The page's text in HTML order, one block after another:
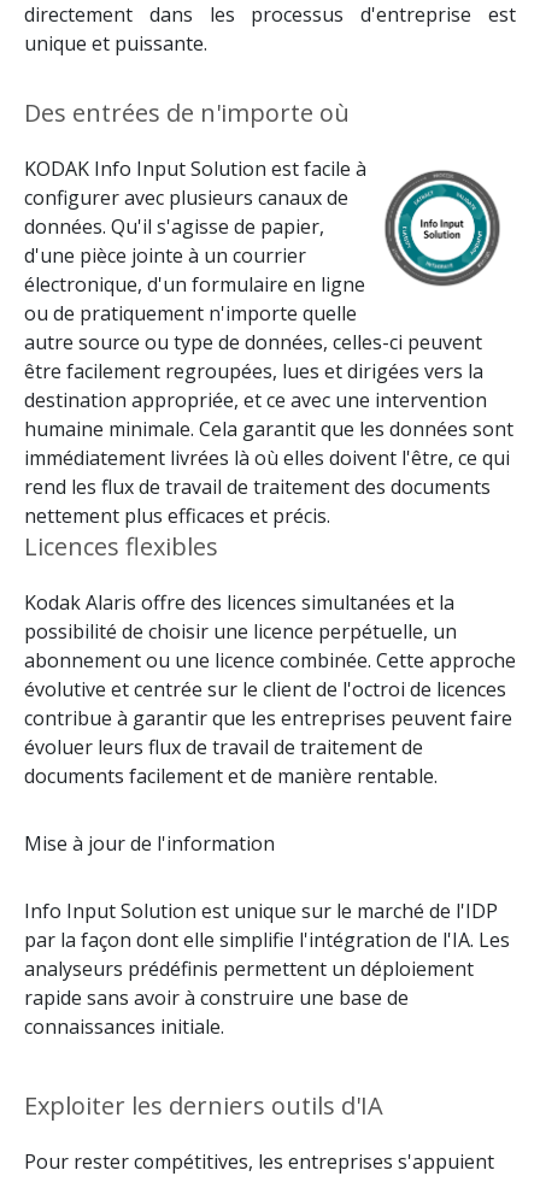
directement dans les processus d'entreprise est
unique et puissante.
Des entrées de n'importe où
KODAK Info Input Solution est facile à
configurer avec plusieurs canaux de
données. Qu'il s'agisse de papier,
d'une pièce jointe à un courrier
électronique, d'un formulaire en ligne
ou de pratiquement n'importe quelle
autre source ou type de données, celles-ci peuvent
être facilement regroupées, lues et dirigées vers la
destination appropriée, et ce avec une intervention
humaine minimale. Cela garantit que les données sont
immédiatement livrées là où elles doivent l'être, ce qui
rend les flux de travail de traitement des documents
nettement plus efficaces et précis.
Licences flexibles
Kodak Alaris offre des licences simultanées et la
possibilité de choisir une licence perpétuelle, un
abonnement ou une licence combinée. Cette approche
évolutive et centrée sur le client de l'octroi de licences
contribue à garantir que les entreprises peuvent faire
évoluer leurs flux de travail de traitement de
documents facilement et de manière rentable.
Mise à jour de l'information
Info Input Solution est unique sur le marché de l'IDP
par la façon dont elle simplifie l'intégration de l'IA. Les
analyseurs prédéfinis permettent un déploiement
rapide sans avoir à construire une base de
connaissances initiale.
Exploiter les derniers outils d'IA
Pour rester compétitives, les entreprises s'appuient